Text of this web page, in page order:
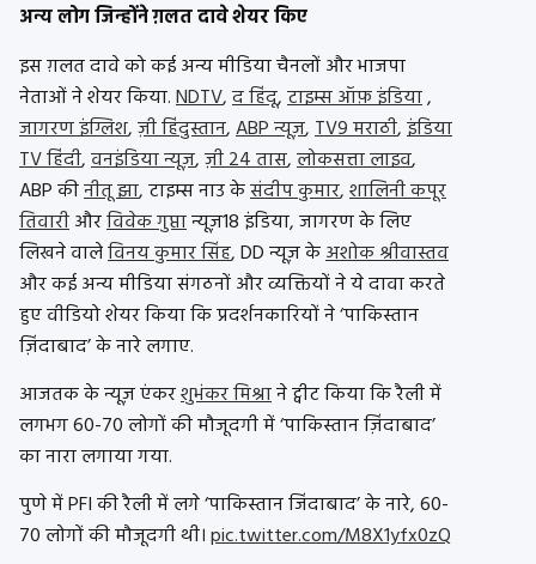
अन्य लोग जिन्होंने ग़लत दावे शेयर किए
इस ग़लत दावे को कई अन्य मीडिया चैनलों और भाजपा
नेताओं ने शेयर किया.NDTV,द हिंदू,टाइम्स ऑफ़ इंडिया,
जागरण इंग्लिश,ज़ी हिंदुस्तान,ABP न्यूज़,TV9 मराठी,इंडिया
TV हिंदी,वनइंडिया न्यूज़,ज़ी 24 तास,लोकसत्ता लाइव,
ABP कीनीतू झा, टाइम्स नाउ केसंदीप कुमार,शालिनी कपूर
तिवारीऔरविवेक गुप्तान्यूज़18 इंडिया, जागरण के लिए
लिखने वालेविनय कुमार सिंह, DD न्यूज़ केअशोक श्रीवास्तव
और कई अन्य मीडिया संगठनों और व्यक्तियों ने ये दावा करते
हुए वीडियो शेयर किया कि प्रदर्शनकारियों ने ‘पाकिस्तान
ज़िंदाबाद’ के नारे लगाए.
आजतक के न्यूज़ एंकरशुभंकर मिश्राने ट्वीट किया कि रैली में
लगभग 60-70 लोगों की मौजूदगी में ‘पाकिस्तान ज़िंदाबाद’
का नारा लगाया गया.
पुणे में PFI की रैली में लगे ‘पाकिस्तान जिंदाबाद’ के नारे, 60-
70 लोगों की मौजूदगी थी।pic.twitter.com/M8X1yfx0zQ